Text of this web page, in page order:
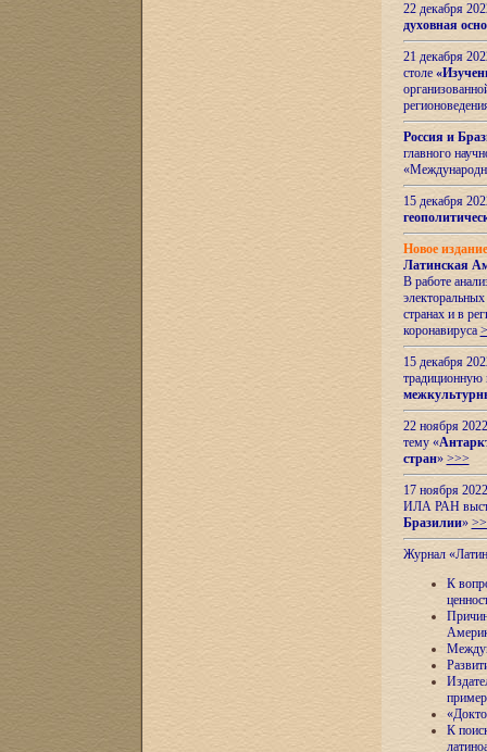
22 декабря
духовная
21 декабря
столе
Россия и
главного
15 декабря
Новое
Латинская
В работе
странах и в
коронавируса
15 декабря
22 ноября
тему «
стран» >>>
17 ноября
ИЛА РАН
Бразилии»
Журнал
К
К